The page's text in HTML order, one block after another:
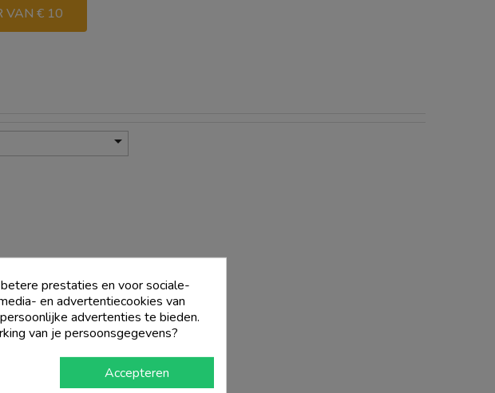
VAN € 10

prestaties en voor sociale-
en advertentiecookies van
advertenties te bieden.
van je persoonsgegevens?
Accepteren